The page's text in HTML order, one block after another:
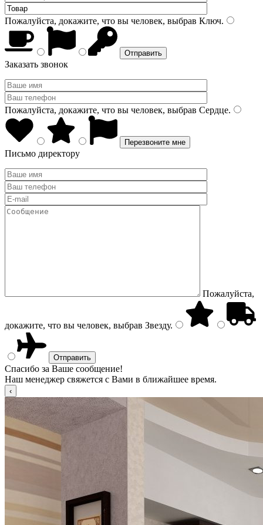
Пожалуйста, докажите, что вы человек, выбрав Ключ.
Заказать звонок
Пожалуйста, докажите, что вы человек, выбрав Сердце.
Письмо директору
Пожалуйста,
докажите, что вы человек, выбрав Звезду.
Спасибо за Ваше сообщение!
Наш менеджер свяжется с Вами в ближайшее время.